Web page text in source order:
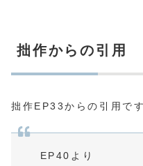
拙作からの引用
拙作EP33からの引用です
EP40より